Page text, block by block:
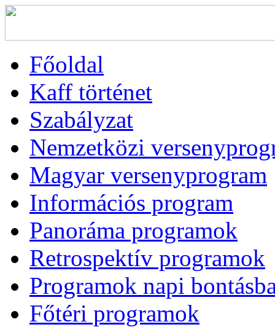
Főoldal
Kaff történet
Szabályzat
Nemzetközi
Magyar versenyprogram
Információs program
Panoráma programok
Retrospektív programok
Programok napi
Főtéri programok